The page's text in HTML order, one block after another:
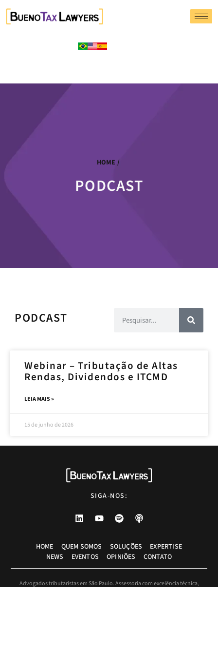
HOME /
PODCAST
PODCAST
Webinar – Tributação de Altas
Rendas, Dividendos e ITCMD
LEIA MAIS »
15 de junho de 2026
SIGA-NOS:
HOME QUEM SOMOS SOLUÇÕES
EXPERTISE
NEWS
EVENTOS OPINIÕES CONTATO
Advogados tributaristas em São Paulo. Assessoria com excelência técnica,